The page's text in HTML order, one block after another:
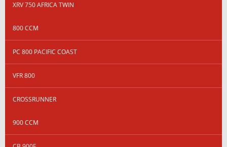
XRV 750 AFRICA TWIN
800 CCM
PC 800 PACIFIC COAST
VFR 800
CROSSRUNNER
900 CCM